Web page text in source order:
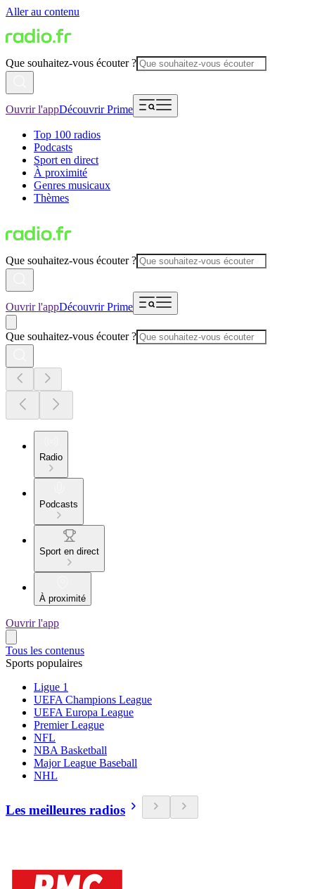
Aller au contenu
Que souhaitez-vous écouter ?
Ouvrir l'appDécouvrir Prime
Top 100 radios
Podcasts
Sport en direct
À proximité
Genres musicaux
Thèmes
Que souhaitez-vous écouter ?
Ouvrir l'appDécouvrir Prime
Que souhaitez-vous écouter ?
Radio
Podcasts
Sport en direct
À proximité
Ouvrir l'app
Tous les contenus
Sports populaires
Ligue 1
UEFA Champions League
UEFA Europa League
Premier League
NFL
NBA Basketball
Major League Baseball
NHL
Les meilleures radios